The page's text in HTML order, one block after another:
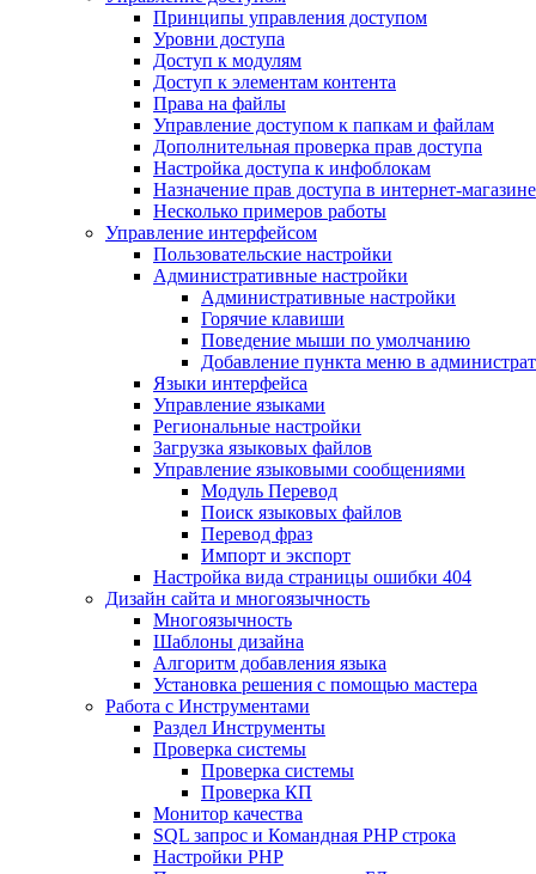
Принципы управления доступом
Уровни доступа
Доступ к модулям
Доступ к элементам контента
Права на файлы
Управление доступом к папкам и файлам
Дополнительная проверка прав доступа
Настройка доступа к инфоблокам
Назначение прав доступа в интернет-магазине
Несколько примеров работы
Управление интерфейсом
Пользовательские настройки
Административные настройки
Административные настройки
Горячие клавиши
Поведение мыши по умолчанию
Добавление пункта меню в
Языки интерфейса
Управление языками
Региональные настройки
Загрузка языковых файлов
Управление языковыми сообщениями
Mодуль Перевод
Поиск языковых файлов
Перевод фраз
Импорт и экспорт
Настройка вида страницы ошибки 404
Дизайн сайта и многоязычность
Многоязычность
Шаблоны дизайна
Алгоритм добавления языка
Установка решения с помощью мастера
Работа с Инструментами
Раздел Инструменты
Проверка системы
Проверка системы
Проверка КП
Монитор качества
SQL запрос и Командная PHP строка
Настройки PHP